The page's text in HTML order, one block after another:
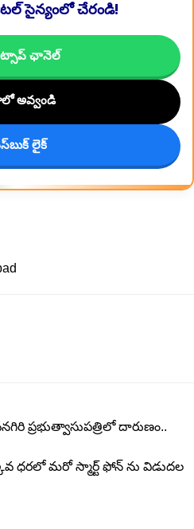
సైన్యంలో చేరండి!
ఛానెల్
అవ్వండి
లైక్
ప్రభుత్వాసుపత్రిలో దారుణం..
ధరలో మరో స్మార్ట్ ఫోన్ ను విడుదల